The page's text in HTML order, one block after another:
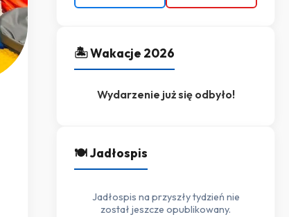
🏝️ Wakacje 2026
Wydarzenie już się odbyło!
🍽️ Jadłospis
Jadłospis na przyszły tydzień nie
został jeszcze opublikowany.